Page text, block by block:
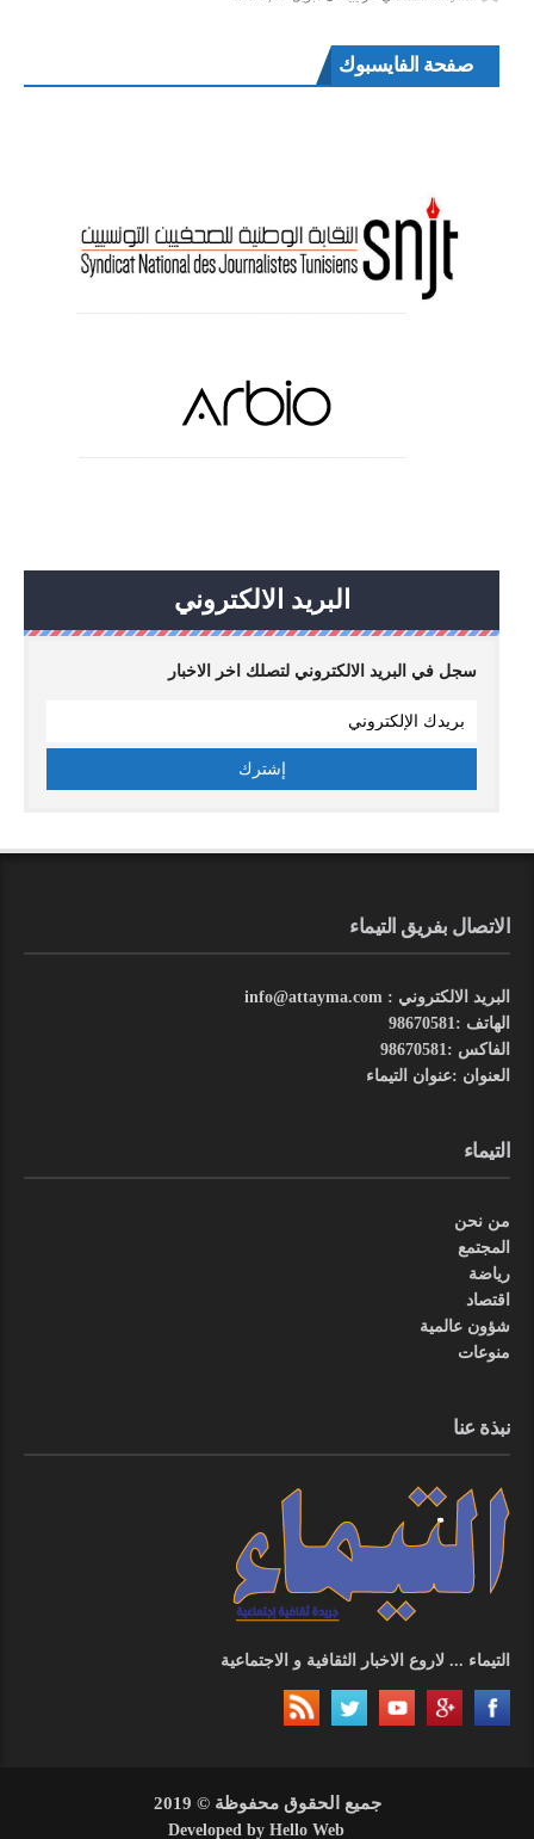
صفحة الفايسبوك
البريد الالكتروني
سجل في البريد الالكتروني لتصلك اخر الاخبار
الاتصال بفريق التيماء
البريد الالكتروني : info@attayma.com
الهاتف :98670581
الفاكس :98670581
العنوان :عنوان التيماء
التيماء
من نحن
المجتمع
رياضة
اقتصاد
شؤون عالمية
منوعات
نبذة عنا
التيماء ... لاروع الاخبار الثقافية و الاجتماعية
جميع الحقوق محفوظة © 2019
Developed byHello Web